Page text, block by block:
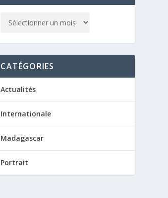
CATÉGORIES
Actualités
Internationale
Madagascar
Portrait